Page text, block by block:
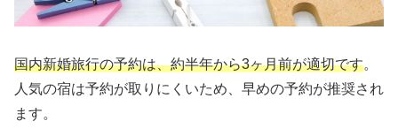
国内新婚旅行の予約は、約半年から3ヶ月前が適切です。
人気の宿は予約が取りにくいため、早めの予約が推奨され
ます。